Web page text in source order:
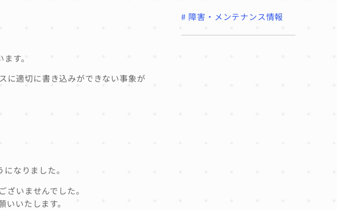
す。
に適切に書き込みができない事象が
なりました。
いませんでした。
いたします。
# 障害・メンテナンス情報